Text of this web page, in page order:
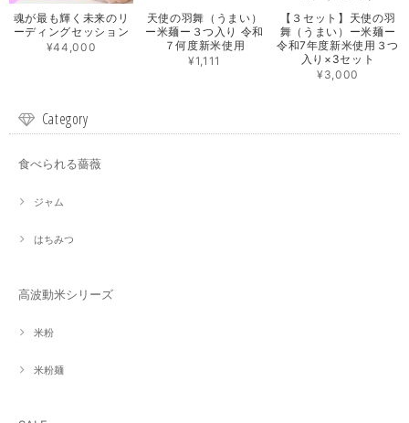
魂が最も輝く未来のリ
ーディングセッション
¥44,000
天使の羽舞（うまい）
ー米麺ー３つ入り 令和
７何度新米使用
¥1,111
【３セット】天使の羽
舞（うまい）ー米麺ー
令和7年度新米使用３つ
入り×3セット
¥3,000
Category
食べられる薔薇
ジャム
はちみつ
高波動米シリーズ
米粉
米粉麺